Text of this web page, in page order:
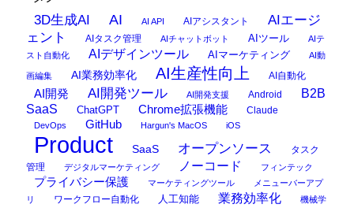
3D生成AI AI AI API AIアシスタント
AIエージ
ェント
AIタスク管理 AIチャットボット AIツール
AIテ
スト自動化
AIデザインツール AIマーケティング AI動
画編集 AI業務効率化 AI生産性向上 AI自動化
AI開発 AI開発ツール AI開発支援 Android
B2B
SaaS
ChatGPT Chrome拡張機能 Claude
DevOps GitHub Hargun's MacOS iOS
Product SaaS オープンソース
タスク
管理
デジタルマーケティング ノーコード フィンテック
プライバシー保護 マーケティングツール
メニューバーアプ
リ
ワークフロー自動化 人工知能 業務効率化 機械学